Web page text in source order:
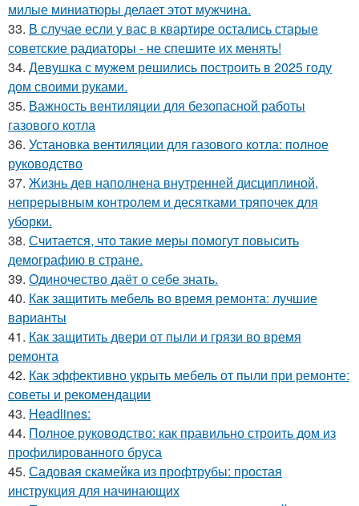
милые миниатюры делает этот мужчина.
33. В случае если у вас в квартире остались старые
советские радиаторы - не спешите их менять!
34. Девушка с мужем решились построить в 2025 году
дом своими руками.
35. Важность вентиляции для безопасной работы
газового котла
36. Установка вентиляции для газового котла: полное
руководство
37. Жизнь дев наполнена внутренней дисциплиной,
непрерывным контролем и десятками тряпочек для
уборки.
38. Считается, что такие меры помогут повысить
демографию в стране.
39. Одиночество даёт о себе знать.
40. Как защитить мебель во время ремонта: лучшие
варианты
41. Как защитить двери от пыли и грязи во время
ремонта
42. Как эффективно укрыть мебель от пыли при ремонте:
советы и рекомендации
43. Headlines:
44. Полное руководство: как правильно строить дом из
профилированного бруса
45. Садовая скамейка из профтрубы: простая
инструкция для начинающих